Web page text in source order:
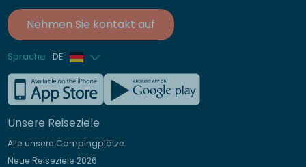
Nehmen Sie kontakt auf
Sprache DE
Französisch
Englisch
Italienisch
Spanisch
Unsere Reiseziele
Alle unsere Campingplätze
Neue Reiseziele 2026